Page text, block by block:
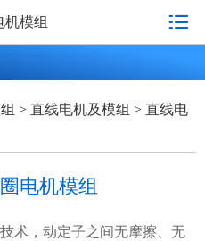
机模组
直驱电机及驱动器 直线电
> 直线电机及模组 > 直线电
电机模组
术，动定子之间无摩擦、无